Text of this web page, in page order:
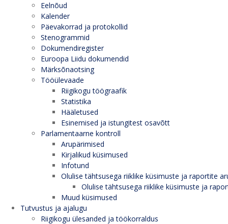
Eelnõud
Kalender
Päevakorrad ja protokollid
Stenogrammid
Dokumendiregister
Euroopa Liidu dokumendid
Märksõnaotsing
Tööülevaade
Riigikogu töögraafik
Statistika
Hääletused
Esinemised ja istungitest osavõtt
Parlamentaarne kontroll
Arupärimised
Kirjalikud küsimused
Infotund
Olulise tähtsusega riiklike küsimuste ja raportite
Olulise tähtsusega riiklike küsimuste ja
Muud küsimused
Tutvustus ja ajalugu
Riigikogu ülesanded ja töökorraldus